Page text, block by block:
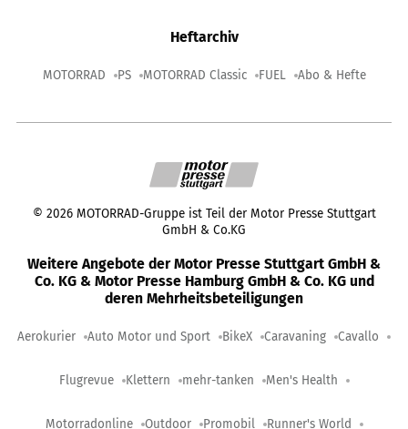
Heftarchiv
MOTORRAD PS MOTORRAD Classic FUEL Abo & Hefte
© 2026 MOTORRAD-Gruppe ist Teil der Motor Presse Stuttgart
GmbH & Co.KG
Weitere Angebote der Motor Presse Stuttgart GmbH &
Co. KG & Motor Presse Hamburg GmbH & Co. KG und
deren Mehrheitsbeteiligungen
Aerokurier Auto Motor und Sport BikeX Caravaning Cavallo
Flugrevue Klettern mehr-tanken Men's Health
Motorradonline Outdoor Promobil Runner's World